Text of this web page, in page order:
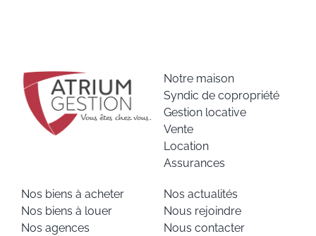
Notre maison
Syndic de copropriété
Gestion locative
Vente
Location
Assurances
Nos biens à acheter
Nos biens à louer
Nos agences
Nos actualités
Nous rejoindre
Nous contacter